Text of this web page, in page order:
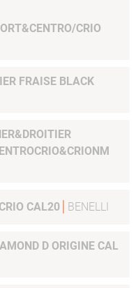
CRIO
BLACK
CAL20 BENELLI